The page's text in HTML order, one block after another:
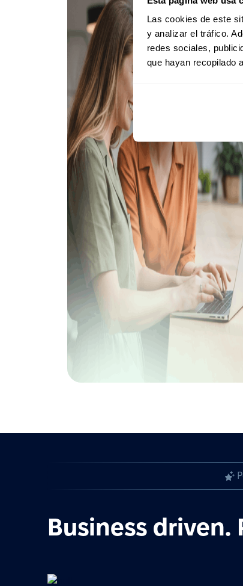
Las cookies de este
y analizar el tráfico.
redes sociales,
que hayan recopilado
Business driven.